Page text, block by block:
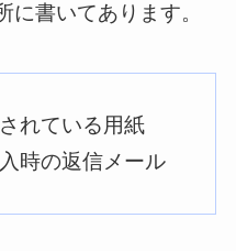
に書いてあります。
れている用紙
時の返信メール